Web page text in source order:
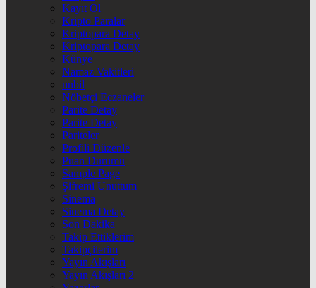
Kayıt Ol
Kripto Paralar
Kriptopara Detay
Kriptopara Detay
Künye
Namaz Vakitleri
nnbil
Nöbetçi Eczaneler
Parite Detay
Parite Detay
Pariteler
Profili Düzenle
Puan Durumu
Sample Page
Şifremi Unuttum
Sinema
Sinema Detay
Son Dakika
Takip Ettiklerim
Takipçilerim
Yayın Akışları
Yayın Akışları 2